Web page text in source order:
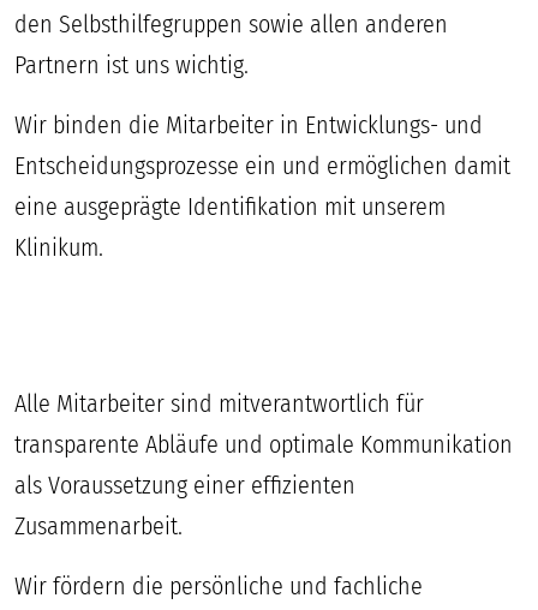
den Selbsthilfegruppen sowie allen anderen
Partnern ist uns wichtig.
Wir binden die Mitarbeiter in Entwicklungs- und
Entscheidungsprozesse ein und ermöglichen damit
eine ausgeprägte Identifikation mit unserem
Klinikum.
Alle Mitarbeiter sind mitverantwortlich für
transparente Abläufe und optimale Kommunikation
als Voraussetzung einer effizienten
Zusammenarbeit.
Wir fördern die persönliche und fachliche